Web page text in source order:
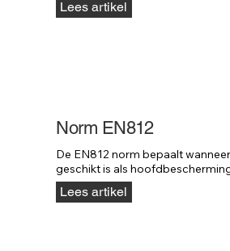
van je bedrijfsuitstraling.
Lees artikel
Norm EN812
De EN812 norm bepaalt
geschikt is als
leggen we uit wat deze norm
en waar deze voor bedoeld is.
Lees artikel